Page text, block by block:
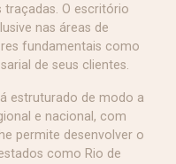
O escritório
nas áreas de
fundamentais como
de seus clientes.
estruturado de modo a
e nacional, com
permite desenvolver o
como Rio de